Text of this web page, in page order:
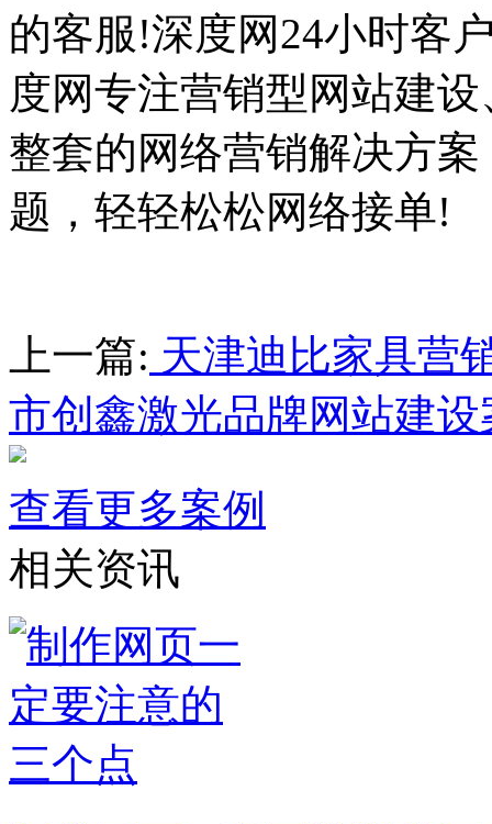
的客服!深度网24小时客
度网专注营销型网站建
整套的网络营销解决方
题，轻轻松松网络接单!
上一篇: 天津迪比家具营
市创鑫激光品牌网站建设
查看更多案例
相关资讯